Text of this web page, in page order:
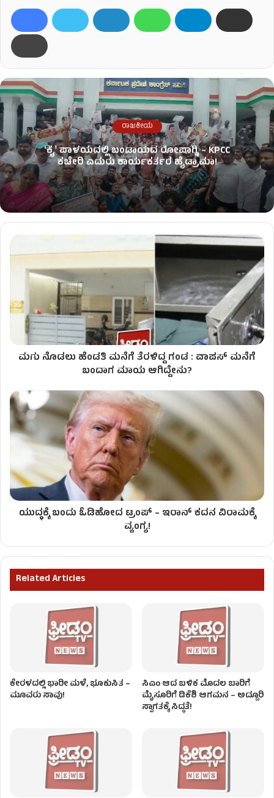
ರಾಜಕೀಯ
ʻಕೈʼ​ ಪಾಳಯದಲ್ಲಿ ಬಂಡಾಯದ ರೋಷಾಗ್ನಿ – KPCC
ಕಚೇರಿ ಎದುರು ಕಾರ್ಯಕರ್ತರ ಹೈಡ್ರಾಮಾ!
ಮಗು ನೊಡಲು ಹೆಂಡತಿ ಮನೆಗೆ ತೆರಳಿದ್ದ ಗಂಡ : ವಾಪಸ್‌ ಮನೆಗೆ
ಬಂದಾಗ ಮಾಯ ಆಗಿದ್ದೇನು?
ಯುದ್ಧಕ್ಕೆ ಬಂದು ಓಡಿಹೋದ ಟ್ರಂಪ್‌ – ಇರಾನ್‌ ಕದನ ವಿರಾಮಕ್ಕೆ
ವ್ಯಂಗ್ಯ!
Related Articles
ಕೇರಳದಲ್ಲಿ ಭಾರೀ ಮಳೆ, ಭೂಕುಸಿತ –
ಮೂವರು ಸಾವು!
ಸಿಎಂ ಆದ ಬಳಿಕ ಮೊದಲ ಬಾರಿಗೆ
ಮೈಸೂರಿಗೆ ಡಿಕೆಶಿ ಆಗಮನ – ಅದ್ದೂರಿ
ಸ್ವಾಗತಕ್ಕೆ ಸಿದ್ಧತೆ!